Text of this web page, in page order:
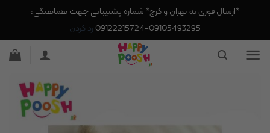
*ارسال فوری به تهران و کرج* شماره پشتیبانی جهت هماهنگی:
09105493295-09122215724
رد کردن